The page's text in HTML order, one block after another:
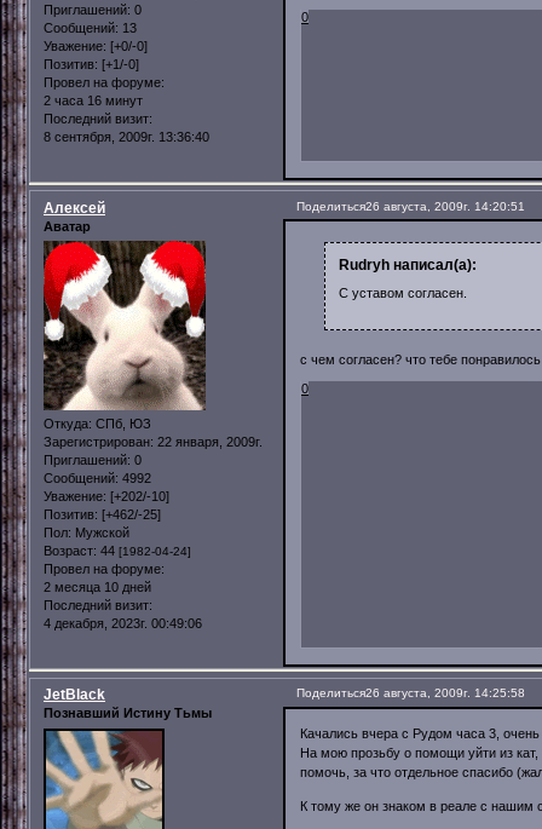
Приглашений: 0
Сообщений: 13
Уважение: [+0/-0]
Позитив: [+1/-0]
Провел на форуме:
2 часа 16 минут
Последний визит:
8 сентября, 2009г. 13:36:40
0
Поделиться26 августа, 2009г. 14:20:51
Алексей
Аватар
Откуда: СПб, ЮЗ
Зарегистрирован: 22 января, 2009г.
Приглашений: 0
Сообщений: 4992
Уважение: [+202/-10]
Позитив: [+462/-25]
Пол: Мужской
Возраст: 44 [1982-04-24]
Провел на форуме:
2 месяца 10 дней
Последний визит:
4 декабря, 2023г. 00:49:06
Rudryh написал(а):
С уставом согласен.
с чем согласен? что тебе
0
Поделиться26 августа, 2009г. 14:25:58
JetBlack
Познавший Истину Тьмы
Качались вчера с Рудом часа 3,
На мою прозьбу о помощи уйти из
помочь, за что отдельное спасибо
К тому же он знаком в реале с нашим